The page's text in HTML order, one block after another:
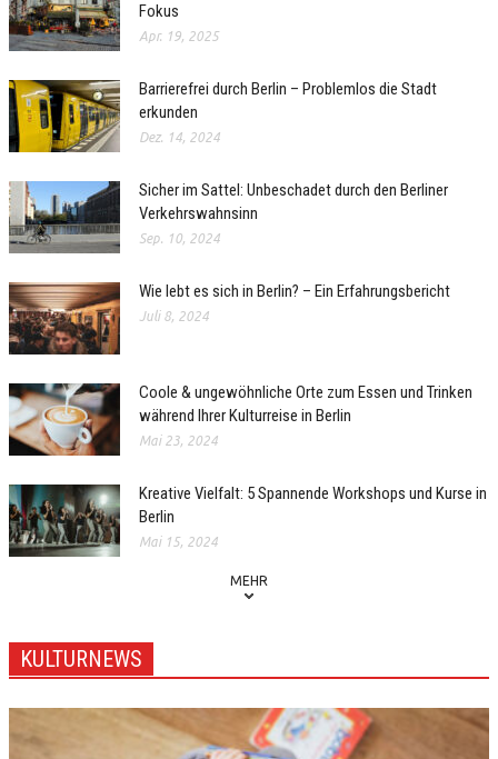
Fokus
Apr. 19, 2025
Barrierefrei durch Berlin – Problemlos die Stadt
erkunden
Dez. 14, 2024
Sicher im Sattel: Unbeschadet durch den Berliner
Verkehrswahnsinn
Sep. 10, 2024
Wie lebt es sich in Berlin? – Ein Erfahrungsbericht
Juli 8, 2024
Coole & ungewöhnliche Orte zum Essen und Trinken
während Ihrer Kulturreise in Berlin
Mai 23, 2024
Kreative Vielfalt: 5 Spannende Workshops und Kurse in
Berlin
Mai 15, 2024
MEHR
KULTURNEWS